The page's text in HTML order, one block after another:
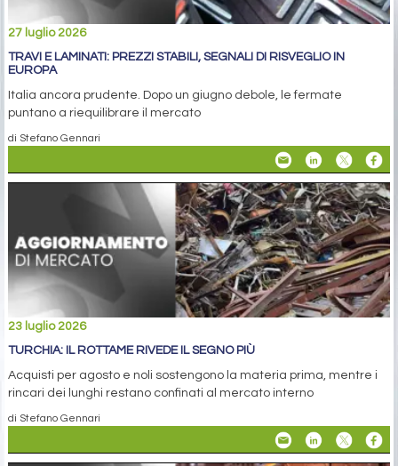
27 luglio 2026
TRAVI E LAMINATI: PREZZI STABILI, SEGNALI DI RISVEGLIO IN
EUROPA
Italia ancora prudente. Dopo un giugno debole, le fermate
puntano a riequilibrare il mercato
di Stefano Gennari
23 luglio 2026
TURCHIA: IL ROTTAME RIVEDE IL SEGNO PIÙ
Acquisti per agosto e noli sostengono la materia prima, mentre i
rincari dei lunghi restano confinati al mercato interno
di Stefano Gennari